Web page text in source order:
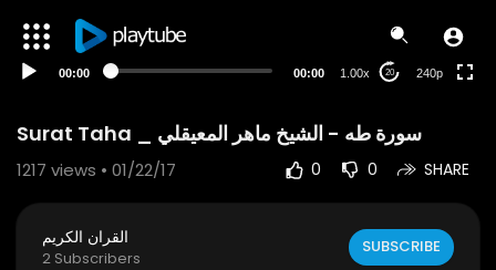
00:00 00:00 1.00x 20 240p
1217 views • 01/22/17 0 0 SHARE
القران الكريم
2 Subscribers
SUBSCRIBE